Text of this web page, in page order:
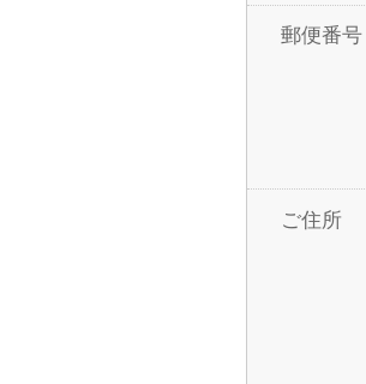
郵便番
ご住所